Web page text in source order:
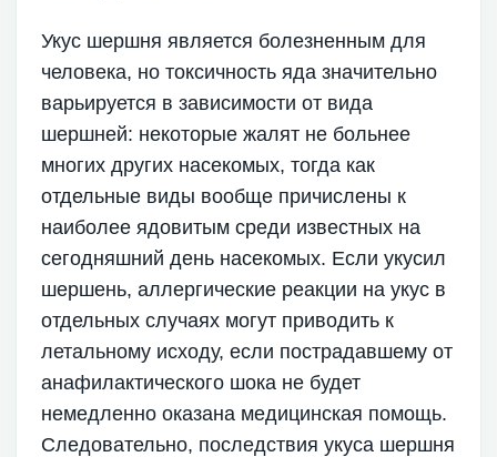
Укус шершня является болезненным для
человека, но токсичность яда значительно
варьируется в зависимости от вида
шершней: некоторые жалят не больнее
многих других насекомых, тогда как
отдельные виды вообще причислены к
наиболее ядовитым среди известных на
сегодняшний день насекомых. Если укусил
шершень, аллергические реакции на укус в
отдельных случаях могут приводить к
летальному исходу, если пострадавшему от
анафилактического шока не будет
немедленно оказана медицинская помощь.
Следовательно, последствия укуса шершня